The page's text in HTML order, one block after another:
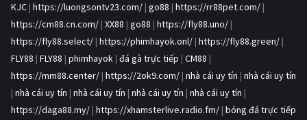
KJC | https://luongsontv23.com/ | go88 | https://rr88pet.com/ |
https://cm88.cn.com/ | XX88 | go88 | https://fly88.uno/ |
https://fly88.select/ | https://phimhayok.onl/ | https://fly88.green/ |
FLY88 | FLY88 | phimhayok | đá gà trực tiếp | CM88 |
https://mm88.center/ | https://2ok9.com/ | nhà cái uy tín | nhà cái uy tín
| nhà cái uy tín | nhà cái uy tín | nhà cái uy tín | nhà cái uy tín |
https://daga88.my/ | https://xhamsterlive.radio.fm/ | bóng đá trực tiếp